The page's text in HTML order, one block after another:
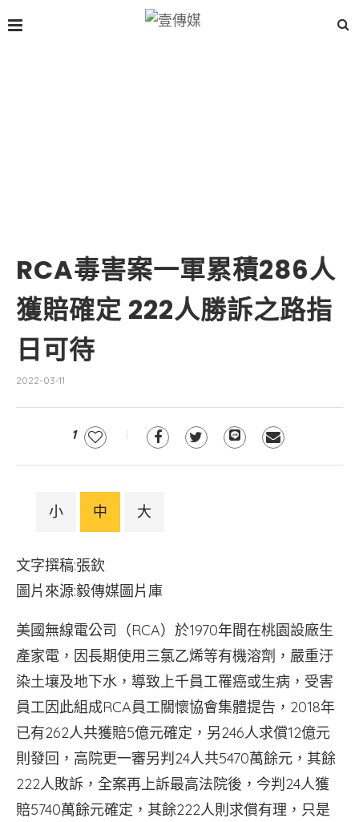
RCA毒害案一軍累積286人
獲賠確定 222人勝訴之路指
日可待
2022-03-11
1
小 中 大
文字撰稿:張欽
圖片來源:毅傳媒圖片庫
美國無線電公司（RCA）於1970年間在桃園設廠生
產家電，因長期使用三氯乙烯等有機溶劑，嚴重汙
染土壤及地下水，導致上千員工罹癌或生病，受害
員工因此組成RCA員工關懷協會集體提告，2018年
已有262人共獲賠5億元確定，另246人求償12億元
則發回，高院更一審另判24人共5470萬餘元，其餘
222人敗訴，全案再上訴最高法院後，今判24人獲
賠5740萬餘元確定，其餘222人則求償有理，只是